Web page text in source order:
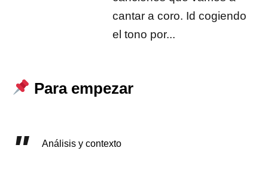
cantar a coro. Id cogiendo
el tono por...
Para empezar
Análisis y contexto